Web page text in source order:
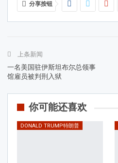
分享按钮
上条新闻
一名美国驻伊斯坦布尔总领事
馆雇员被判刑入狱
你可能还喜欢
DONALD TRUMP特朗普